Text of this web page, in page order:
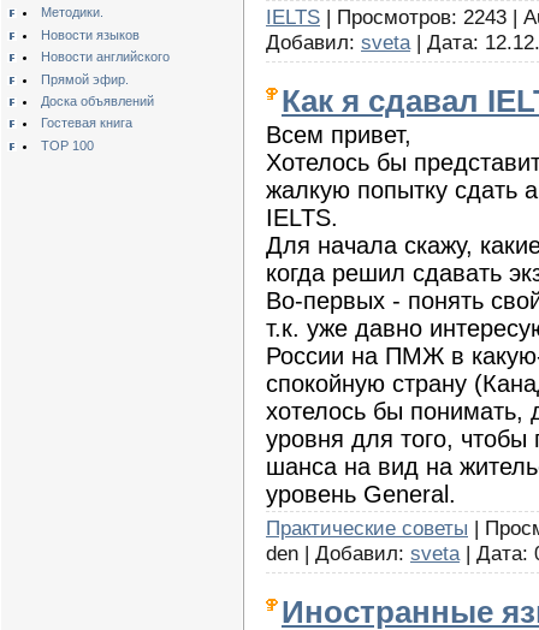
Методики.
Новости языков
Новости английского
Прямой эфир.
Доска объявлений
Гостевая книга
TOP 100
IELTS | Просмотров: 2243 |
Добавил: sveta | Дата:
Как я сдавал
Всем привет,
Хотелось бы
жалкую попытку сдать
IELTS.
Для начала скажу,
когда решил сдавать
Во-первых - понять
т.к. уже давно
России на ПМЖ в
спокойную страну
хотелось бы понимать,
уровня для того,
шанса на вид на
уровень General.
Практические советы |
den | Добавил: sveta | Дата:
Иностранные